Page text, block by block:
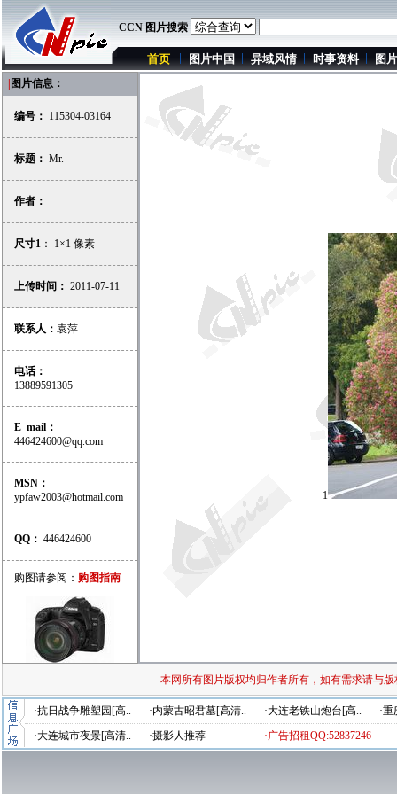
CCN 图片搜索
首页 图片中国 异域风情 时事资料 图
图片信息：
编号： 115304-03164
标题： Mr.
作者：
尺寸1 ： 1×1 像素
上传时间： 2011-07-11
联系人： 袁萍
电话：
13889591305
E_mail：
446424600@qq.com
MSN：
ypfaw2003@hotmail.com
QQ： 446424600
购图请参阅： 购图指南
1
本网所有图片版权均归作者所有，如有需求请与
·抗日战争雕塑园[高.. ·内蒙古昭君墓[高清.. ·大连老铁山炮台[高..
·
·大连城市夜景[高清..
·摄影人推荐 ·广告招租QQ:52837246